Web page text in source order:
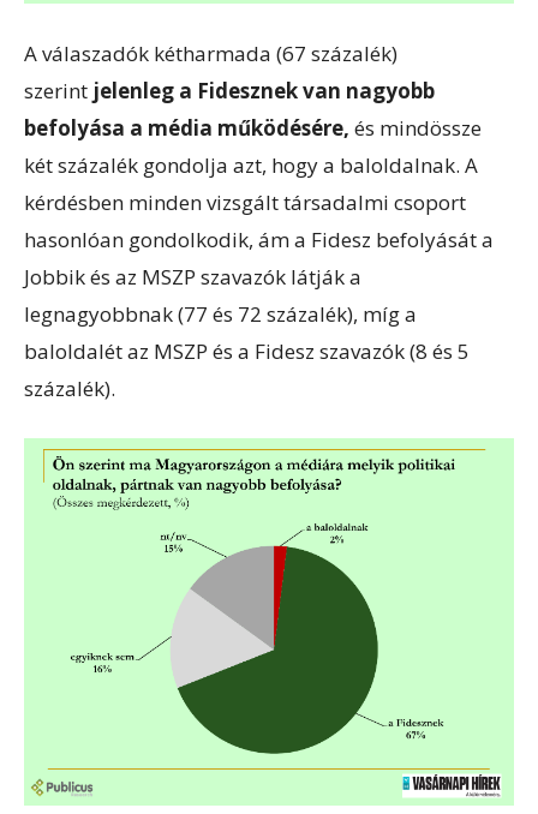
A válaszadók kétharmada (67 százalék)
szerint jelenleg a Fidesznek van nagyobb
befolyása a média működésére, és mindössze
két százalék gondolja azt, hogy a baloldalnak. A
kérdésben minden vizsgált társadalmi csoport
hasonlóan gondolkodik, ám a Fidesz befolyását a
Jobbik és az MSZP szavazók látják a
legnagyobbnak (77 és 72 százalék), míg a
baloldalét az MSZP és a Fidesz szavazók (8 és 5
százalék).